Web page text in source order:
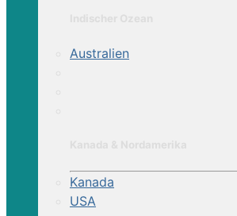
Australien
Kanada
USA